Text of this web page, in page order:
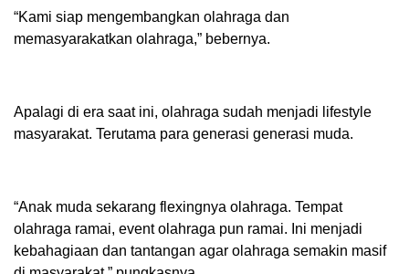
“Kami siap mengembangkan olahraga dan
memasyarakatkan olahraga,” bebernya.
Apalagi di era saat ini, olahraga sudah menjadi lifestyle
masyarakat. Terutama para generasi generasi muda.
“Anak muda sekarang flexingnya olahraga. Tempat
olahraga ramai, event olahraga pun ramai. Ini menjadi
kebahagiaan dan tantangan agar olahraga semakin masif